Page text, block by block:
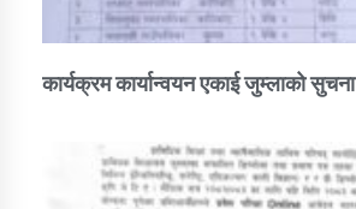
कार्यक्रम कार्यान्वयन एकाई जुम्लाको सुचना